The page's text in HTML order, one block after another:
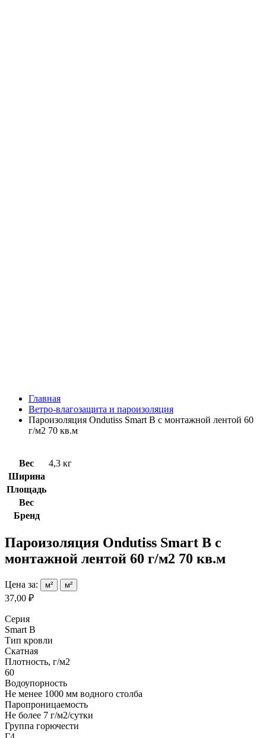
Главная
Ветро-влагозащита и пароизоляция
Пароизоляция Ondutiss Smart B с монтажной лентой 60
г/м2 70 кв.м
Вес
4,3 кг
Ширина
Площадь
Вес
Бренд
Пароизоляция Ondutiss Smart B с
монтажной лентой 60 г/м2 70 кв.м
Цена за: м² м²
37,00 ₽
Серия
Smart B
Тип кровли
Скатная
Плотность, г/м2
60
Водоупорность
Не менее 1000 мм водного столба
Паропроницаемость
Не более 7 г/м2/сутки
Группа горючести